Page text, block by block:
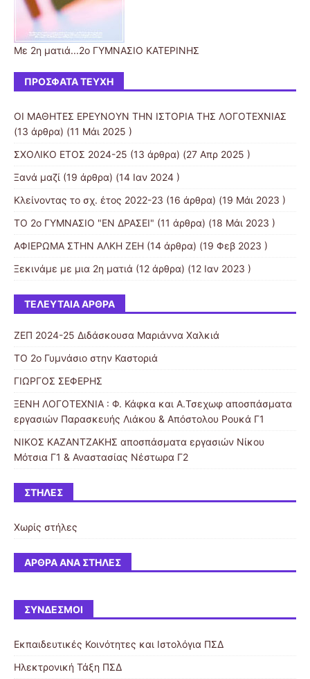
Με 2η ματιά...2ο ΓΥΜΝΑΣΙΟ ΚΑΤΕΡΙΝΗΣ
ΠΡΌΣΦΑΤΑ ΤΕΎΧΗ
ΟΙ ΜΑΘΗΤΕΣ ΕΡΕΥΝΟΥΝ ΤΗΝ ΙΣΤΟΡΙΑ ΤΗΣ ΛΟΓΟΤΕΧΝΙΑΣ
(13 άρθρα) (11 Μάι 2025 )
ΣΧΟΛΙΚΟ ΕΤΟΣ 2024-25 (13 άρθρα) (27 Απρ 2025 )
Ξανά μαζί (19 άρθρα) (14 Ιαν 2024 )
Κλείνοντας το σχ. έτος 2022-23 (16 άρθρα) (19 Μάι 2023 )
ΤΟ 2ο ΓΥΜΝΑΣΙΟ "ΕΝ ΔΡΑΣΕΙ" (11 άρθρα) (18 Μάι 2023 )
ΑΦΙΕΡΩΜΑ ΣΤΗΝ ΑΛΚΗ ΖΕΗ (14 άρθρα) (19 Φεβ 2023 )
Ξεκινάμε με μια 2η ματιά (12 άρθρα) (12 Ιαν 2023 )
ΤΕΛΕΥΤΑΊΑ ΆΡΘΡΑ
ΖΕΠ 2024-25 Διδάσκουσα Μαριάννα Χαλκιά
ΤΟ 2ο Γυμνάσιο στην Καστοριά
ΓΙΩΡΓΟΣ ΣΕΦΕΡΗΣ
ΞΕΝΗ ΛΟΓΟΤΕΧΝΙΑ : Φ. Κάφκα και A.Τσεχωφ αποσπάσματα
εργασιών Παρασκευής Λιάκου & Απόστολου Ρουκά Γ1
ΝΙΚΟΣ ΚΑΖΑΝΤΖΑΚΗΣ αποσπάσματα εργασιών Νίκου
Μότσια Γ1 & Αναστασίας Νέστωρα Γ2
ΣΤΉΛΕΣ
Χωρίς στήλες
ΆΡΘΡΑ ΑΝΆ ΣΤΉΛΕΣ
ΣΎΝΔΕΣΜΟΙ
Εκπαιδευτικές Κοινότητες και Ιστολόγια ΠΣΔ
Ηλεκτρονική Τάξη ΠΣΔ